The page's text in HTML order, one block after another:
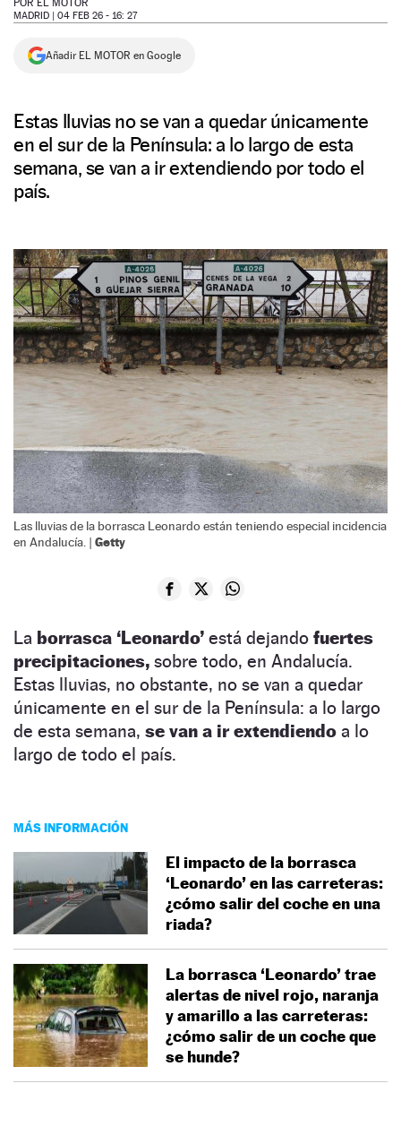
NEWSLETTER
POR EL MOTOR
MADRID | 04 FEB 26 - 16: 27
Añadir EL MOTOR en Google
Estas lluvias no se van a quedar únicamente
en el sur de la Península: a lo largo de esta
semana, se van a ir extendiendo por todo el
país.
Las lluvias de la borrasca Leonardo están teniendo especial incidencia
en Andalucía. | Getty
La borrasca ‘Leonardo’ está dejando fuertes
precipitaciones, sobre todo, en Andalucía.
Estas lluvias, no obstante, no se van a quedar
únicamente en el sur de la Península: a lo largo
de esta semana, se van a ir extendiendo a lo
largo de todo el país.
MÁS INFORMACIÓN
El impacto de la borrasca
‘Leonardo’ en las carreteras:
¿cómo salir del coche en una
riada?
La borrasca ‘Leonardo’ trae
alertas de nivel rojo, naranja
y amarillo a las carreteras:
¿cómo salir de un coche que
se hunde?